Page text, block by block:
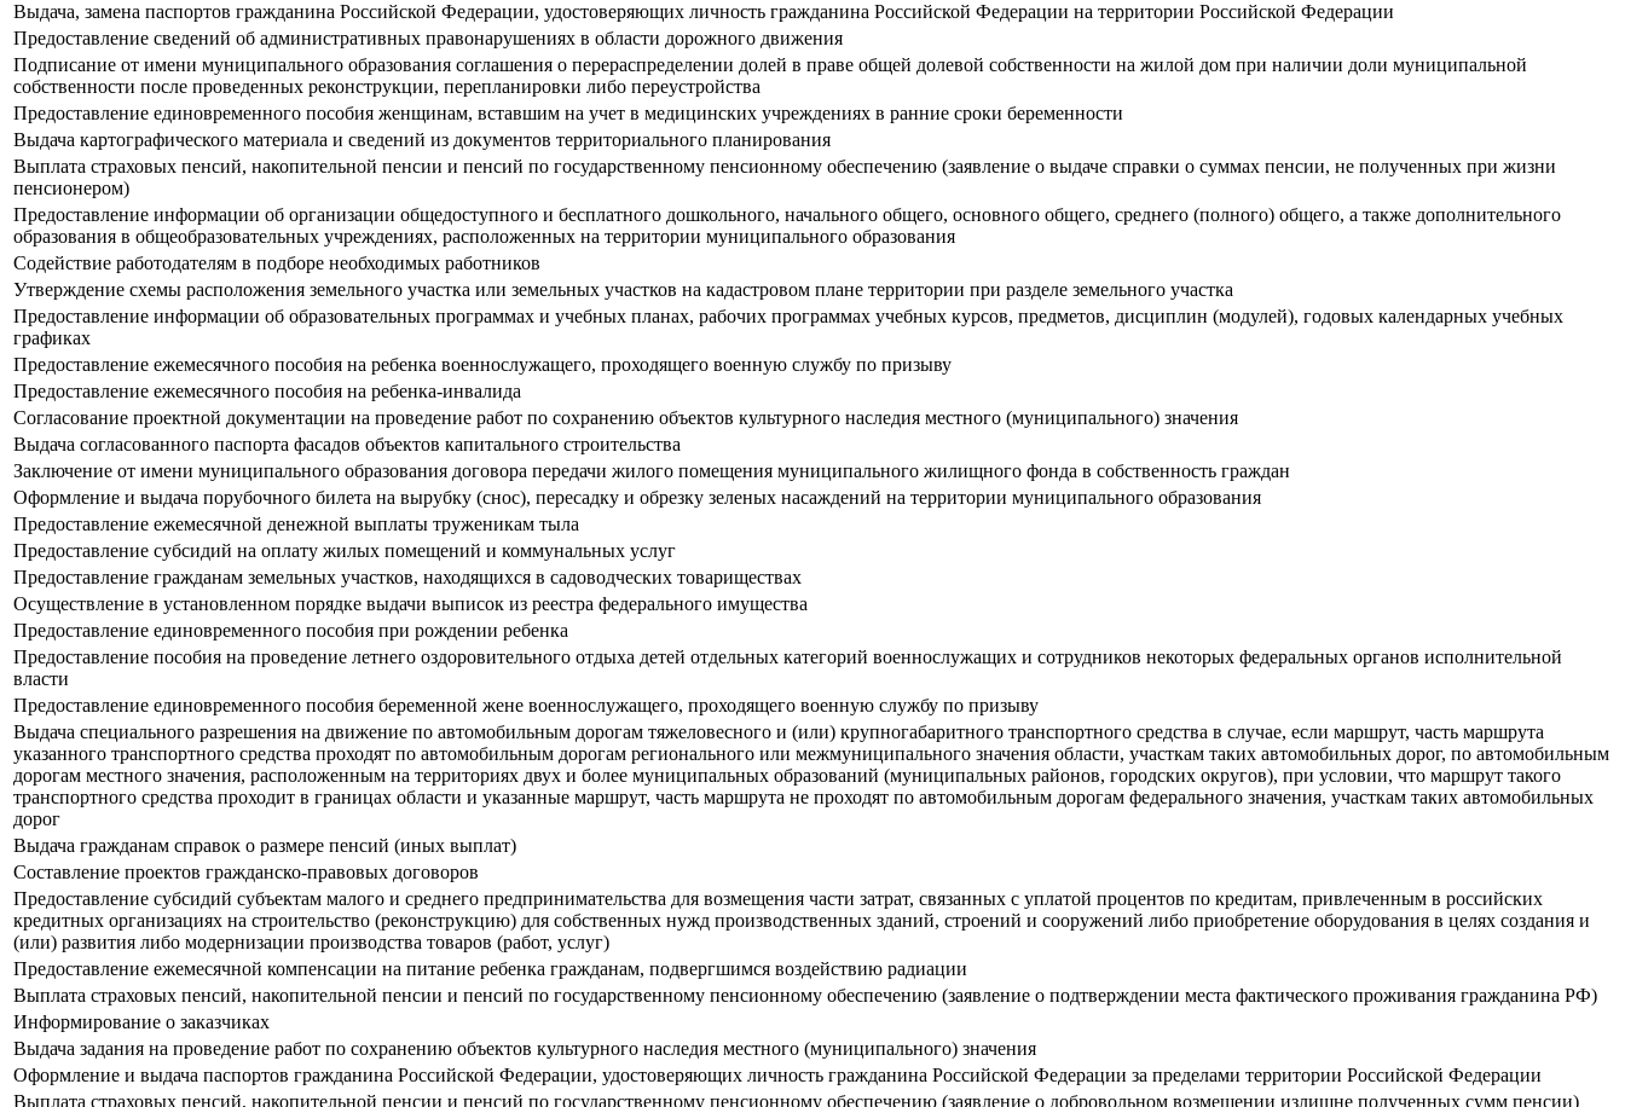
Выдача, замена паспортов гражданина Российской Федерации, удостоверяющих личность гражданина Российской Федерации на территории Российской Федерации
Предоставление сведений об административных правонарушениях в области дорожного движения
Подписание от имени муниципального образования соглашения о перераспределении долей в праве общей долевой собственности на жилой дом при наличии доли муниципальной
собственности после проведенных реконструкции, перепланировки либо переустройства
Предоставление единовременного пособия женщинам, вставшим на учет в медицинских учреждениях в ранние сроки беременности
Выдача картографического материала и сведений из документов территориального планирования
Выплата страховых пенсий, накопительной пенсии и пенсий по государственному пенсионному обеспечению (заявление о выдаче справки о суммах пенсии, не полученных при жизни
пенсионером)
Предоставление информации об организации общедоступного и бесплатного дошкольного, начального общего, основного общего, среднего (полного) общего, а также дополнительного
образования в общеобразовательных учреждениях, расположенных на территории муниципального образования
Содействие работодателям в подборе необходимых работников
Утверждение схемы расположения земельного участка или земельных участков на кадастровом плане территории при разделе земельного участка
Предоставление информации об образовательных программах и учебных планах, рабочих программах учебных курсов, предметов, дисциплин (модулей), годовых календарных учебных
графиках
Предоставление ежемесячного пособия на ребенка военнослужащего, проходящего военную службу по призыву
Предоставление ежемесячного пособия на ребенка-инвалида
Согласование проектной документации на проведение работ по сохранению объектов культурного наследия местного (муниципального) значения
Выдача согласованного паспорта фасадов объектов капитального строительства
Заключение от имени муниципального образования договора передачи жилого помещения муниципального жилищного фонда в собственность граждан
Оформление и выдача порубочного билета на вырубку (снос), пересадку и обрезку зеленых насаждений на территории муниципального образования
Предоставление ежемесячной денежной выплаты труженикам тыла
Предоставление субсидий на оплату жилых помещений и коммунальных услуг
Предоставление гражданам земельных участков, находящихся в садоводческих товариществах
Осуществление в установленном порядке выдачи выписок из реестра федерального имущества
Предоставление единовременного пособия при рождении ребенка
Предоставление пособия на проведение летнего оздоровительного отдыха детей отдельных категорий военнослужащих и сотрудников некоторых федеральных органов исполнительной
власти
Предоставление единовременного пособия беременной жене военнослужащего, проходящего военную службу по призыву
Выдача специального разрешения на движение по автомобильным дорогам тяжеловесного и (или) крупногабаритного транспортного средства в случае, если маршрут, часть маршрута
указанного транспортного средства проходят по автомобильным дорогам регионального или межмуниципального значения области, участкам таких автомобильных дорог, по автомобильным
дорогам местного значения, расположенным на территориях двух и более муниципальных образований (муниципальных районов, городских округов), при условии, что маршрут такого
транспортного средства проходит в границах области и указанные маршрут, часть маршрута не проходят по автомобильным дорогам федерального значения, участкам таких автомобильных
дорог
Выдача гражданам справок о размере пенсий (иных выплат)
Составление проектов гражданско-правовых договоров
Предоставление субсидий субъектам малого и среднего предпринимательства для возмещения части затрат, связанных с уплатой процентов по кредитам, привлеченным в российских
кредитных организациях на строительство (реконструкцию) для собственных нужд производственных зданий, строений и сооружений либо приобретение оборудования в целях создания и
(или) развития либо модернизации производства товаров (работ, услуг)
Предоставление ежемесячной компенсации на питание ребенка гражданам, подвергшимся воздействию радиации
Выплата страховых пенсий, накопительной пенсии и пенсий по государственному пенсионному обеспечению (заявление о подтверждении места фактического проживания гражданина РФ)
Информирование о заказчиках
Выдача задания на проведение работ по сохранению объектов культурного наследия местного (муниципального) значения
Оформление и выдача паспортов гражданина Российской Федерации, удостоверяющих личность гражданина Российской Федерации за пределами территории Российской Федерации
Выплата страховых пенсий, накопительной пенсии и пенсий по государственному пенсионному обеспечению (заявление о добровольном возмещении излишне полученных сумм пенсии)